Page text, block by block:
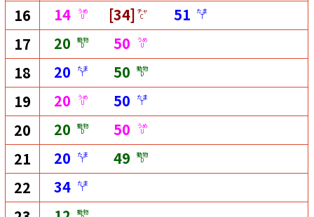
16 14 うめ
U [34] チャ
C 51 たま
T
17 20 動物
D 50 うめ
U
18 20 たま
T 50 動物
D
19 20 うめ
U 50 たま
T
20 20 動物
D 50 うめ
U
21 20 たま
T 49 動物
D
22 34 たま
T
動物